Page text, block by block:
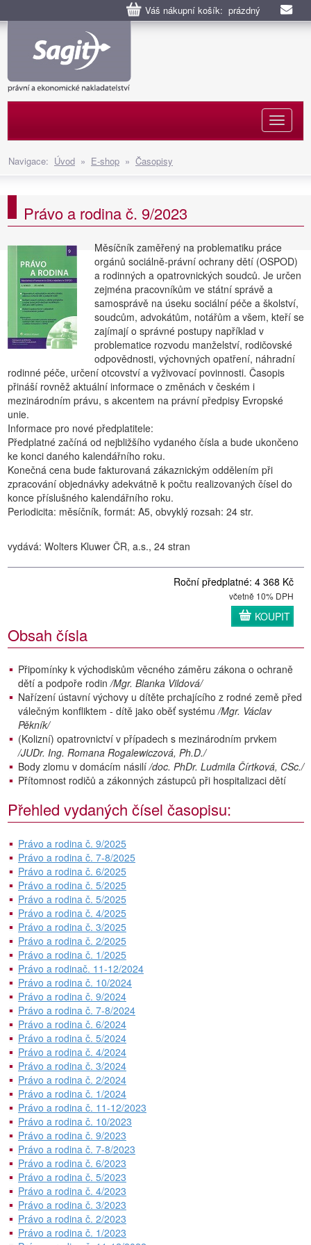
Váš nákupní košík: prázdný
Navigace: Úvod » E-shop » Časopisy
Právo a rodina č. 9/2023
Měsíčník zaměřený na problematiku práce
orgánů sociálně-právní ochrany dětí (OSPOD)
a rodinných a opatrovnických soudců. Je určen
zejména pracovníkům ve státní správě a
samosprávě na úseku sociální péče a školství,
soudcům, advokátům, notářům a všem, kteří se
zajímají o správné postupy například v
problematice rozvodu manželství, rodičovské
odpovědnosti, výchovných opatření, náhradní
rodinné péče, určení otcovství a vyživovací povinnosti. Časopis
přináší rovněž aktuální informace o změnách v českém i
mezinárodním právu, s akcentem na právní předpisy Evropské
unie.
Informace pro nové předplatitele:
Předplatné začíná od nejbližšího vydaného čísla a bude ukončeno
ke konci daného kalendářního roku.
Konečná cena bude fakturovaná zákaznickým oddělením při
zpracování objednávky adekvátně k počtu realizovaných čísel do
konce příslušného kalendářního roku.
Periodicita: měsíčník, formát: A5, obvyklý rozsah: 24 str.
vydává: Wolters Kluwer ČR, a.s., 24 stran
Roční předplatné: 4 368 Kč
včetně 10% DPH
KOUPIT
Obsah čísla
Připomínky k východiskům věcného záměru zákona o ochraně
dětí a podpoře rodin/Mgr. Blanka Vildová/
Nařízení ústavní výchovy u dítěte prchajícího z rodné země před
válečným konfliktem - dítě jako oběť systému/Mgr. Václav
Pěkník/
(Kolizní) opatrovnictví v případech s mezinárodním prvkem
/JUDr. Ing. Romana Rogalewiczová, Ph.D./
Body zlomu v domácím násilí/doc. PhDr. Ludmila Čírtková, CSc./
Přítomnost rodičů a zákonných zástupců při hospitalizaci dětí
Přehled vydaných čísel časopisu:
Právo a rodina č. 9/2025
Právo a rodina č. 7-8/2025
Právo a rodina č. 6/2025
Právo a rodina č. 5/2025
Právo a rodina č. 5/2025
Právo a rodina č. 4/2025
Právo a rodina č. 3/2025
Právo a rodina č. 2/2025
Právo a rodina č. 1/2025
Právo a rodinač. 11-12/2024
Právo a rodina č. 10/2024
Právo a rodina č. 9/2024
Právo a rodina č. 7-8/2024
Právo a rodina č. 6/2024
Právo a rodina č. 5/2024
Právo a rodina č. 4/2024
Právo a rodina č. 3/2024
Právo a rodina č. 2/2024
Právo a rodina č. 1/2024
Právo a rodina č. 11-12/2023
Právo a rodina č. 10/2023
Právo a rodina č. 9/2023
Právo a rodina č. 7-8/2023
Právo a rodina č. 6/2023
Právo a rodina č. 5/2023
Právo a rodina č. 4/2023
Právo a rodina č. 3/2023
Právo a rodina č. 2/2023
Právo a rodina č. 1/2023